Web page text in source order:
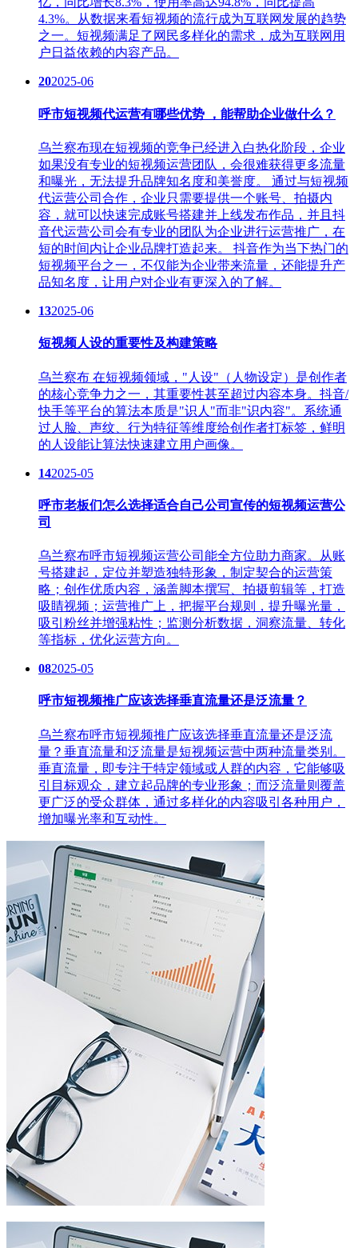
4.3%。从数据来看短视频的流行成为互联网发展的趋势
之一。‌短视频满足了网民多样化的需求，成为互联网用
户日益依赖的内容产品。
202025-06
呼市短视频代运营有哪些优势 ，能帮助企业做什么？
乌兰察布现在短视频的竞争已经进入白热化阶段，企业
如果没有专业的短视频运营团队，会很难获得更多流量
和曝光，无法提升品牌知名度和美誉度。 通过与短视频
代运营公司合作，企业只需要提供一个账号、拍摄内
容，就可以快速完成账号搭建并上线发布作品，并且抖
音代运营公司会有专业的团队为企业进行运营推广，在
短的时间内让企业品牌打造起来。 抖音作为当下热门的
短视频平台之一，不仅能为企业带来流量，还能提升产
品知名度，让用户对企业有更深入的了解。
132025-06
短视频人设的重要性及构建策略
乌兰察布 在短视频领域，"人设"（人物设定）是创作者
的核心竞争力之一，其重要性甚至超过内容本身。抖音/
快手等平台的算法本质是"识人"而非"识内容"。系统通
过人脸、声纹、行为特征等维度给创作者打标签，鲜明
的人设能让算法快速建立用户画像。
142025-05
呼市老板们怎么选择适合自己公司宣传的短视频运营公
司
乌兰察布呼市短视频运营公司能全方位助力商家。从账
号搭建起，定位并塑造独特形象，制定契合的运营策
略；创作优质内容，涵盖脚本撰写、拍摄剪辑等，打造
吸睛视频；运营推广上，把握平台规则，提升曝光量，
吸引粉丝并增强粘性；监测分析数据，洞察流量、转化
等指标，优化运营方向。
082025-05
呼市短视频推广应该选择垂直流量还是泛流量？
乌兰察布呼市短视频推广应该选择垂直流量还是泛流
量？垂直流量和泛流量是短视频运营中两种流量类别。
垂直流量，即专注于特定领域或人群的内容，它能够吸
引目标观众，建立起品牌的专业形象；而泛流量则覆盖
更广泛的受众群体，通过多样化的内容吸引各种用户，
增加曝光率和互动性。